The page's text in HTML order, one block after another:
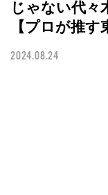
じゃない代々
【プロが推す
2024.08.24